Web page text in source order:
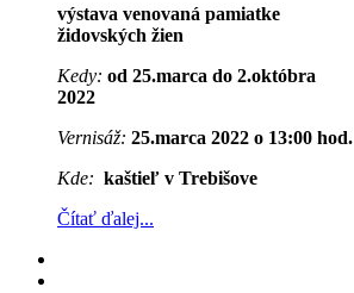
výstava venovaná pamiatke
židovských žien
Kedy: od 25.marca do 2.októbra
2022
Vernisáž: 25.marca 2022 o 13:00 hod.
Kde: kaštieľ v Trebišove
Čítať ďalej...